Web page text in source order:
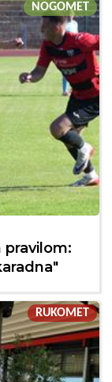
NOGOMET
pravilom:
RUKOMET